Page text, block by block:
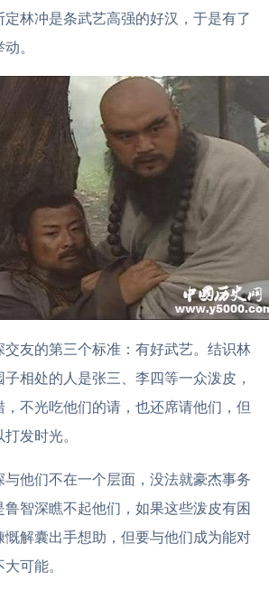
林冲是条武艺高强的好汉，于是有了
。
友的第三个标准：有好武艺。结识林
相处的人是张三、李四等一众泼皮，
不光吃他们的请，也还席请他们，但
发时光。
他们不在一个层面，没法就豪杰事务
智深瞧不起他们，如果这些泼皮有困
解囊出手想助，但要与他们成为能对
可能。